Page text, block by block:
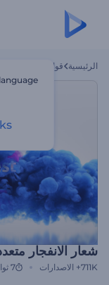
الرئيسية قوالب
شعار الانفجار
711K+ الاصدارات 7 ثواني